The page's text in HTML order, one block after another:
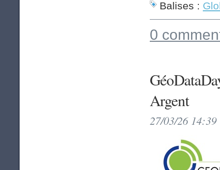
Balises :
0
Argent
27/03/26